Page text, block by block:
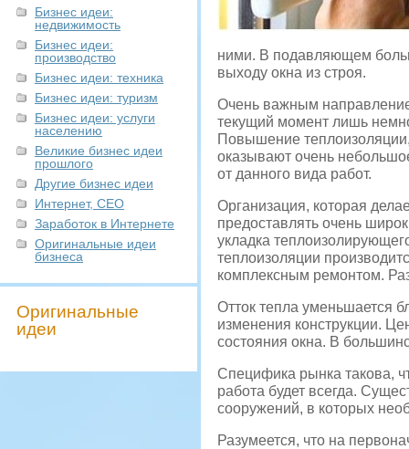
Бизнес идеи:
недвижимость
Бизнес идеи:
производство
Бизнес идеи: техника
Бизнес идеи: туризм
Бизнес идеи: услуги
населению
Великие бизнес идеи
прошлого
Другие бизнес идеи
Интернет, СЕО
Заработок в Интернете
Оригинальные идеи
бизнеса
Оригинальные
идеи
ними. В подавляющем
выходу окна из строя.
Очень важным
текущий момент лишь
Повышение теплоизоляции,
оказывают очень
от данного вида работ.
Организация, которая
предоставлять очень
укладка
теплоизоляции
комплексным ремонтом.
Отток тепла уменьшается
изменения конструкции.
состояния окна. В
Специфика рынка такова,
работа будет всегда.
сооружений, в которых
Разумеется, что на